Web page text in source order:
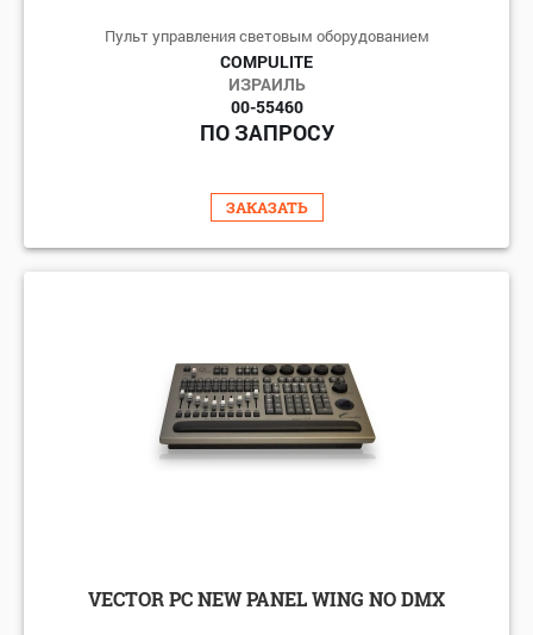
Пульт управления световым оборудованием
COMPULITE
ИЗРАИЛЬ
00-55460
ПО ЗАПРОСУ
ЗАКАЗАТЬ
VECTOR PC NEW PANEL WING NO DMX